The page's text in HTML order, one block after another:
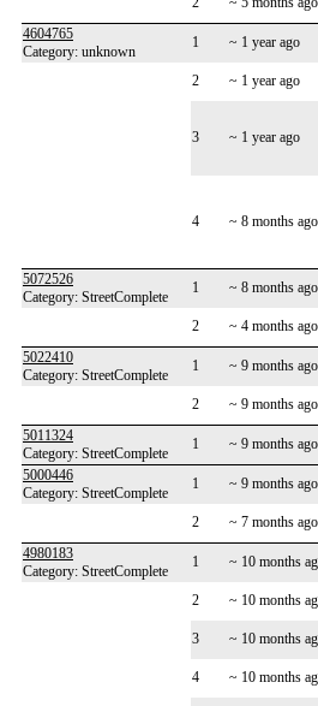
4604765
Category: unknown
1 ~ 1 year ago
2 ~ 1 year ago
3 ~ 1 year ago
4 ~ 8 months ago
5072526
Category: StreetComplete
1 ~ 8 months ago
2 ~ 4 months ago
5022410
Category: StreetComplete
1 ~ 9 months ago
2
~ 9 months ago
5011324
Category: StreetComplete
1 ~ 9 months ago
5000446
Category: StreetComplete
1 ~ 9 months ago
2
~ 7 months ago
4980183
Category: StreetComplete
1 ~ 10 months
2
~ 10 months
3 ~ 10 months
4
~ 10 months